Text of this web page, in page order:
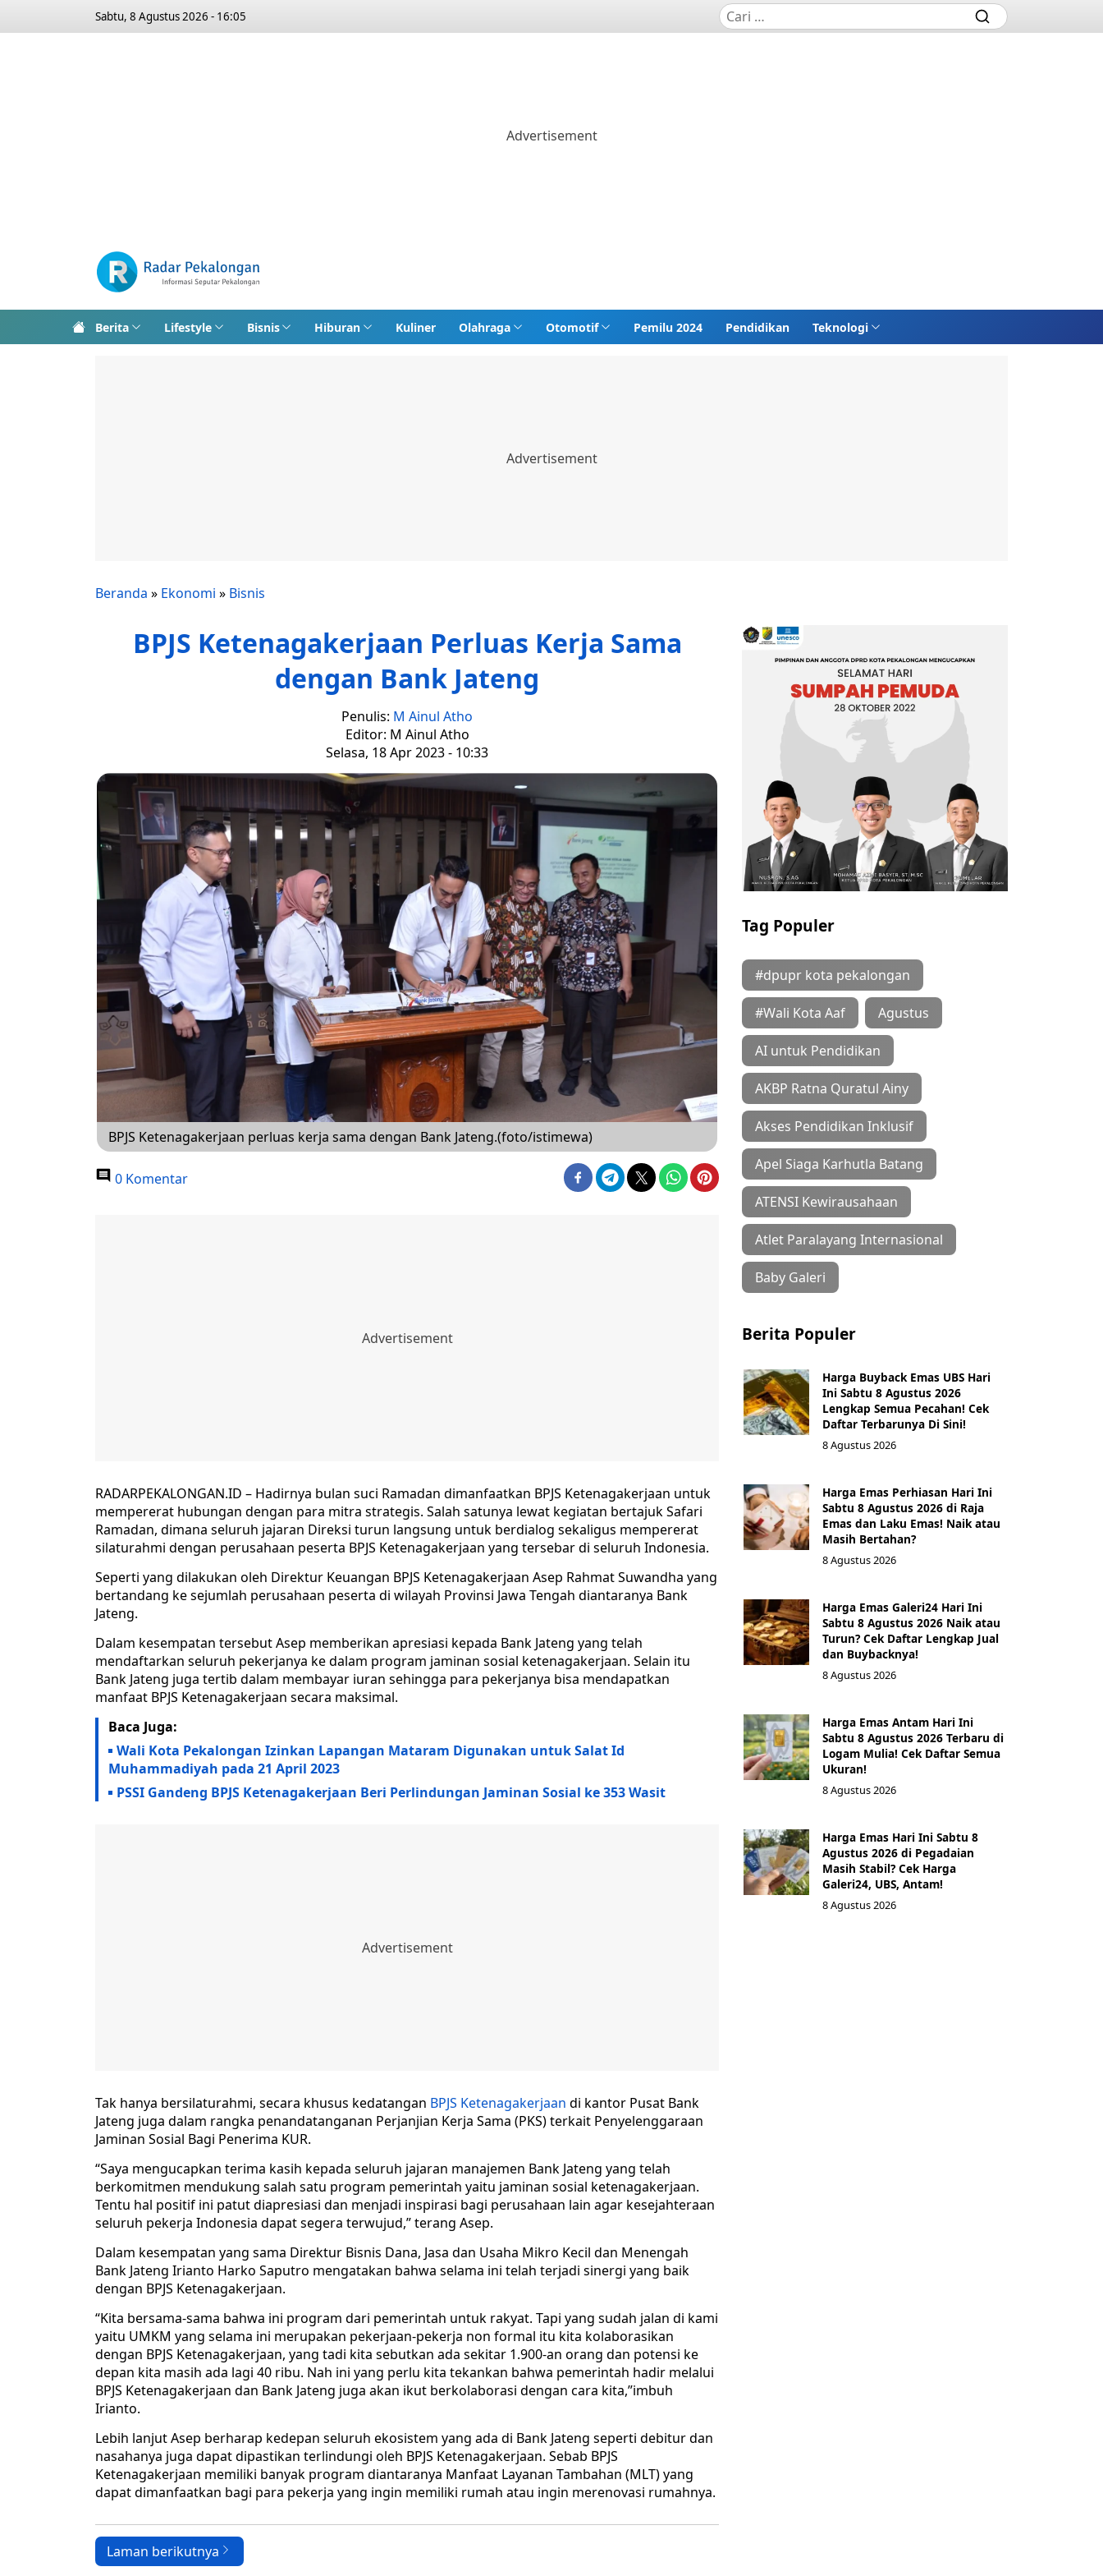
Sabtu, 8 Agustus 2026 - 16:05
Berita Lifestyle Bisnis Hiburan Kuliner Olahraga Otomotif Pemilu 2024 Pendidikan Teknologi
Beranda » Ekonomi » Bisnis
BPJS Ketenagakerjaan Perluas Kerja Sama
dengan Bank Jateng
Penulis: M Ainul Atho
Editor: M Ainul Atho
Selasa, 18 Apr 2023 - 10:33
BPJS Ketenagakerjaan perluas kerja sama dengan Bank Jateng.(foto/istimewa)
0 Komentar
RADARPEKALONGAN.ID – Hadirnya bulan suci Ramadan dimanfaatkan BPJS Ketenagakerjaan untuk
mempererat hubungan dengan para mitra strategis. Salah satunya lewat kegiatan bertajuk Safari
Ramadan, dimana seluruh jajaran Direksi turun langsung untuk berdialog sekaligus mempererat
silaturahmi dengan perusahaan peserta BPJS Ketenagakerjaan yang tersebar di seluruh Indonesia.
Seperti yang dilakukan oleh Direktur Keuangan BPJS Ketenagakerjaan Asep Rahmat Suwandha yang
bertandang ke sejumlah perusahaan peserta di wilayah Provinsi Jawa Tengah diantaranya Bank
Jateng.
Dalam kesempatan tersebut Asep memberikan apresiasi kepada Bank Jateng yang telah
mendaftarkan seluruh pekerjanya ke dalam program jaminan sosial ketenagakerjaan. Selain itu
Bank Jateng juga tertib dalam membayar iuran sehingga para pekerjanya bisa mendapatkan
manfaat BPJS Ketenagakerjaan secara maksimal.
Baca Juga:
Wali Kota Pekalongan Izinkan Lapangan Mataram Digunakan untuk Salat Id
Muhammadiyah pada 21 April 2023
PSSI Gandeng BPJS Ketenagakerjaan Beri Perlindungan Jaminan Sosial ke 353 Wasit
Tak hanya bersilaturahmi, secara khusus kedatangan BPJS Ketenagakerjaan di kantor Pusat Bank
Jateng juga dalam rangka penandatanganan Perjanjian Kerja Sama (PKS) terkait Penyelenggaraan
Jaminan Sosial Bagi Penerima KUR.
“Saya mengucapkan terima kasih kepada seluruh jajaran manajemen Bank Jateng yang telah
berkomitmen mendukung salah satu program pemerintah yaitu jaminan sosial ketenagakerjaan.
Tentu hal positif ini patut diapresiasi dan menjadi inspirasi bagi perusahaan lain agar kesejahteraan
seluruh pekerja Indonesia dapat segera terwujud,” terang Asep.
Dalam kesempatan yang sama Direktur Bisnis Dana, Jasa dan Usaha Mikro Kecil dan Menengah
Bank Jateng Irianto Harko Saputro mengatakan bahwa selama ini telah terjadi sinergi yang baik
dengan BPJS Ketenagakerjaan.
“Kita bersama-sama bahwa ini program dari pemerintah untuk rakyat. Tapi yang sudah jalan di kami
yaitu UMKM yang selama ini merupakan pekerjaan-pekerja non formal itu kita kolaborasikan
dengan BPJS Ketenagakerjaan, yang tadi kita sebutkan ada sekitar 1.900-an orang dan potensi ke
depan kita masih ada lagi 40 ribu. Nah ini yang perlu kita tekankan bahwa pemerintah hadir melalui
BPJS Ketenagakerjaan dan Bank Jateng juga akan ikut berkolaborasi dengan cara kita,”imbuh
Irianto.
Lebih lanjut Asep berharap kedepan seluruh ekosistem yang ada di Bank Jateng seperti debitur dan
nasahanya juga dapat dipastikan terlindungi oleh BPJS Ketenagakerjaan. Sebab BPJS
Ketenagakerjaan memiliki banyak program diantaranya Manfaat Layanan Tambahan (MLT) yang
dapat dimanfaatkan bagi para pekerja yang ingin memiliki rumah atau ingin merenovasi rumahnya.
Laman berikutnya
Tag Populer
#dpupr kota pekalongan
#Wali Kota Aaf Agustus
AI untuk Pendidikan
AKBP Ratna Quratul Ainy
Akses Pendidikan Inklusif
Apel Siaga Karhutla Batang
ATENSI Kewirausahaan
Atlet Paralayang Internasional
Baby Galeri
Berita Populer
Harga Buyback Emas UBS Hari
Ini Sabtu 8 Agustus 2026
Lengkap Semua Pecahan! Cek
Daftar Terbarunya Di Sini!
8 Agustus 2026
Harga Emas Perhiasan Hari Ini
Sabtu 8 Agustus 2026 di Raja
Emas dan Laku Emas! Naik atau
Masih Bertahan?
8 Agustus 2026
Harga Emas Galeri24 Hari Ini
Sabtu 8 Agustus 2026 Naik atau
Turun? Cek Daftar Lengkap Jual
dan Buybacknya!
8 Agustus 2026
Harga Emas Antam Hari Ini
Sabtu 8 Agustus 2026 Terbaru di
Logam Mulia! Cek Daftar Semua
Ukuran!
8 Agustus 2026
Harga Emas Hari Ini Sabtu 8
Agustus 2026 di Pegadaian
Masih Stabil? Cek Harga
Galeri24, UBS, Antam!
8 Agustus 2026